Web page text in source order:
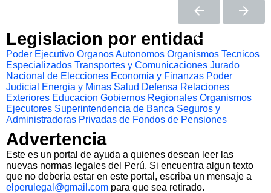
Legislacion por entidad
Poder Ejecutivo Organos Autonomos Organismos Tecnicos
Especializados Transportes y Comunicaciones Jurado
Nacional de Elecciones Economia y Finanzas Poder
Judicial
Energia y Minas Salud Defensa Relaciones
Exteriores Educacion Gobiernos Regionales Organismos
Ejecutores Superintendencia de Banca Seguros y
Administradoras Privadas de Fondos de Pensiones
Advertencia
Este es un portal de ayuda a quienes desean leer las
nuevas normas legales del Perú. Si encuentra algun texto
que no deberia estar en este portal, escriba un mensaje a
elperulegal@gmail.com para que sea retirado.